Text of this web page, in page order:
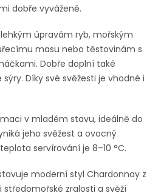
dobře vyváženě.
úpravám ryb, mořským
masu nebo těstovinám s
Dobře doplní také
Díky své svěžesti je vhodné i
v mladém stavu, ideálně do
jeho svěžest a ovocný
servírování je 8–10 °C.
moderní styl Chardonnay z
zralosti a svěží